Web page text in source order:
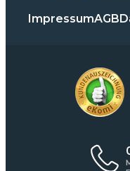
ImpressumAGB